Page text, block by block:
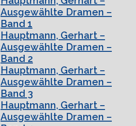
Ausgewählte Dramen –
Band 1
Hauptmann, Gerhart –
Ausgewählte Dramen –
Band 2
Hauptmann, Gerhart –
Ausgewählte Dramen –
Band 3
Hauptmann, Gerhart –
Ausgewählte Dramen –